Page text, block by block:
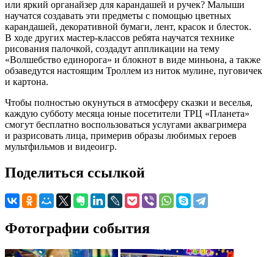
или яркий органайзер для карандашей и ручек? Малыши
научатся создавать эти предметы с помощью цветных
карандашей, декоративной бумаги, лент, красок и блесток.
В ходе других мастер-классов ребята научатся технике
рисования палочкой, создадут аппликации на тему
«Волшебство единорога» и блокнот в виде миньона, а также
обзаведутся настоящим Троллем из ниток мулине, пуговичек
и картона.
Чтобы полностью окунуться в атмосферу сказки и веселья,
каждую субботу месяца юные посетители ТРЦ «Планета»
смогут бесплатно воспользоваться услугами аквагримера
и разрисовать лица, примерив образы любимых героев
мультфильмов и видеоигр.
Поделиться ссылкой
Фотографии события